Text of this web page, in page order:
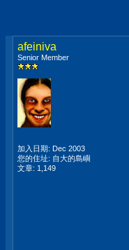
afeiniva
Senior Member
加入日期: Dec 2003
您的住址: 自大的島嶼
文章: 1,149